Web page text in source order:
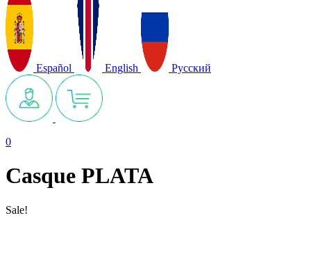
Español English Русский
0
Casque PLATA
Sale!